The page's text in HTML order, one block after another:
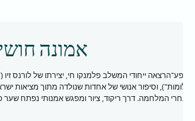
אמונה
מופע־הרצאה ייחודי המשלב פלמנקו חי, יצירתו של לורנס זיו
החלומות"), וסיפור אנושי של אחדות שנולדה מתוך מציאות
אחרי המלחמה. דרך ריקוד, ציור ומפגש אמנותי נפתח שער